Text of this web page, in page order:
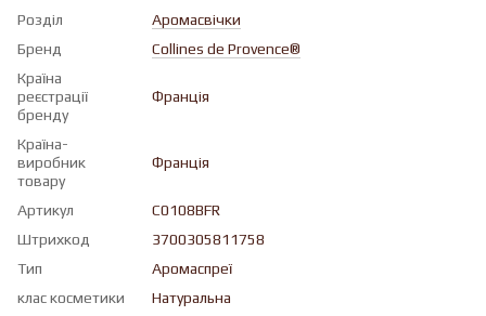
Розділ
Аромасвічки
Бренд
Collines de Provence®
Країна
реєстрації
бренду
Франція
Країна-
виробник
товару
Франція
Артикул
C0108BFR
Штрихкод
3700305811758
Тип
Аромаспреї
клас косметики
Натуральна